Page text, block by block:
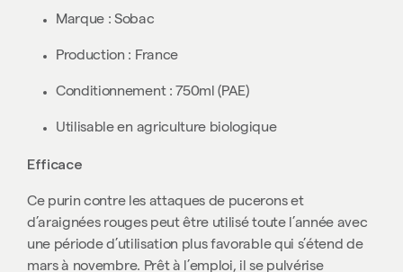
Marque : Sobac
Production : France
Conditionnement : 750ml (PAE)
Utilisable en agriculture biologique
Efficace
Ce purin contre les attaques de pucerons et
d’araignées rouges peut être utilisé toute l’année avec
une période d’utilisation plus favorable qui s’étend de
mars à novembre. Prêt à l’emploi, il se pulvérise